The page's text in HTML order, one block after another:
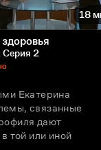
18
Серия 2
Екатерина
связанные
дают
той или иной